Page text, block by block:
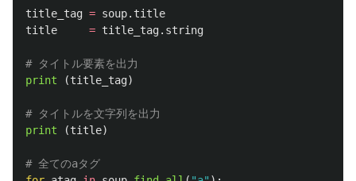
title_tag = soup. title
title
= title_tag. string
print
(title_tag)
print
(title)